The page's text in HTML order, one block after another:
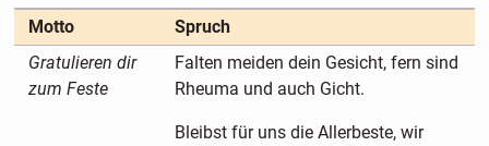
Motto
Spruch
Gratulieren dir
zum Feste
Falten meiden dein Gesicht, fern sind
Rheuma und auch Gicht.
Bleibst für uns die Allerbeste, wir